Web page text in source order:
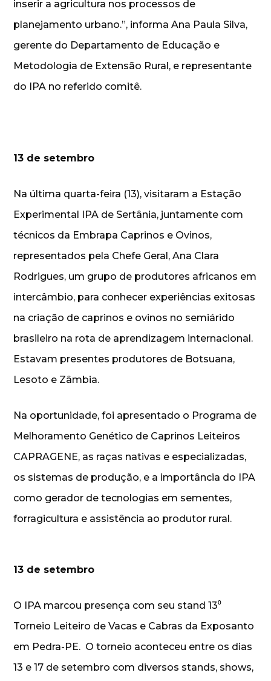
inserir a agricultura nos processos de
planejamento urbano.”, informa Ana Paula Silva,
gerente do Departamento de Educação e
Metodologia de Extensão Rural, e representante
do IPA no referido comitê.
13 de setembro
Na última quarta-feira (13), visitaram a Estação
Experimental IPA de Sertânia, juntamente com
técnicos da Embrapa Caprinos e Ovinos,
representados pela Chefe Geral, Ana Clara
Rodrigues, um grupo de produtores africanos em
intercâmbio, para conhecer experiências exitosas
na criação de caprinos e ovinos no semiárido
brasileiro na rota de aprendizagem internacional.
Estavam presentes produtores de Botsuana,
Lesoto e Zâmbia.
Na oportunidade, foi apresentado o Programa de
Melhoramento Genético de Caprinos Leiteiros
CAPRAGENE, as raças nativas e especializadas,
os sistemas de produção, e a importância do IPA
como gerador de tecnologias em sementes,
forragicultura e assistência ao produtor rural.
13 de setembro
O IPA marcou presença com seu stand 13⁰
Torneio Leiteiro de Vacas e Cabras da Exposanto
em Pedra-PE. O torneio aconteceu entre os dias
13 e 17 de setembro com diversos stands, shows,